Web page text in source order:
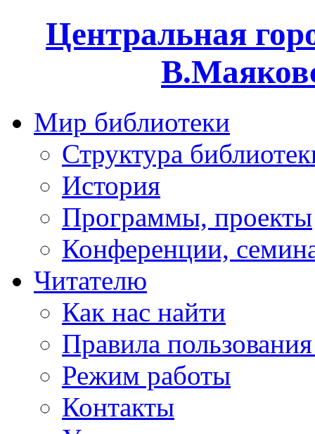
Центральная
Мир библиотеки
Структура
История
Программы, проекты
Конференции,
Читателю
Как нас найти
Правила
Режим работы
Контакты